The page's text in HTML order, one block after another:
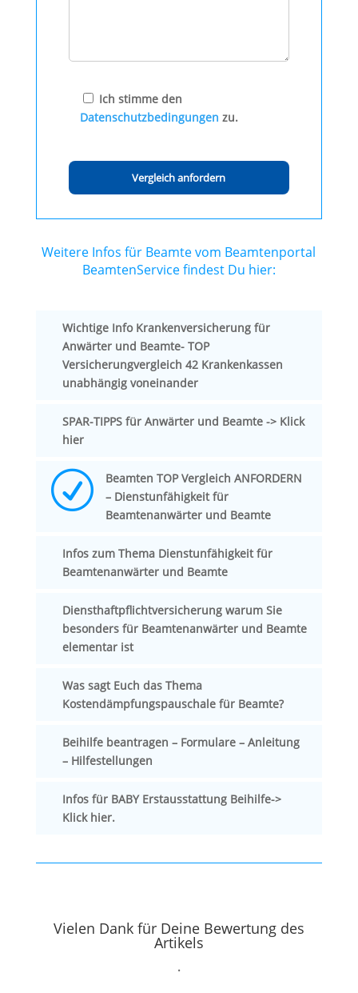
Ich stimme den
Datenschutzbedingungen zu.
Weitere Infos für Beamte vom Beamtenportal
BeamtenService findest Du hier:
Wichtige Info Krankenversicherung für
Anwärter und Beamte- TOP
Versicherungvergleich 42 Krankenkassen
unabhängig voneinander
SPAR-TIPPS für Anwärter und Beamte -> Klick
hier
R
Beamten TOP Vergleich ANFORDERN
– Dienstunfähigkeit für
Beamtenanwärter und Beamte
Infos zum Thema Dienstunfähigkeit für
Beamtenanwärter und Beamte
Diensthaftpflichtversicherung warum Sie
besonders für Beamtenanwärter und Beamte
elementar ist
Was sagt Euch das Thema
Kostendämpfungspauschale für Beamte?
Beihilfe beantragen – Formulare – Anleitung
– Hilfestellungen
Infos für BABY Erstausstattung Beihilfe->
Klick hier.
Vielen Dank für Deine Bewertung des
Artikels
.